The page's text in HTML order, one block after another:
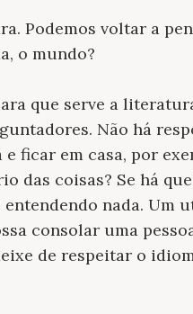
Podemos voltar a
o mundo?
que serve a
Não há
ficar em casa, por
das coisas? Se há
nada. Um
consolar uma
de respeitar o